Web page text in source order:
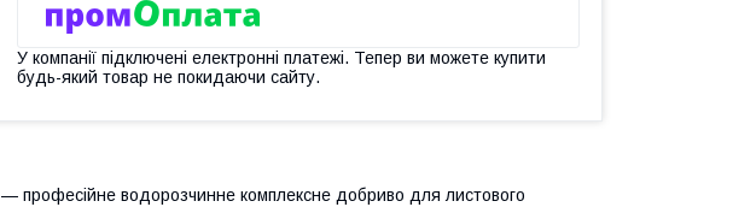
У компанії підключені електронні платежі. Тепер ви можете купити
будь-який товар не покидаючи сайту.
— професійне водорозчинне комплексне добриво для листового